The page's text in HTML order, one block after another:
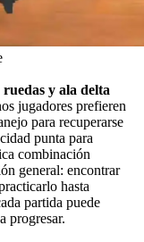
y ala delta
jugadores prefieren
para recuperarse
punta para
combinación
general: encontrar
hasta
partida puede
progresar.